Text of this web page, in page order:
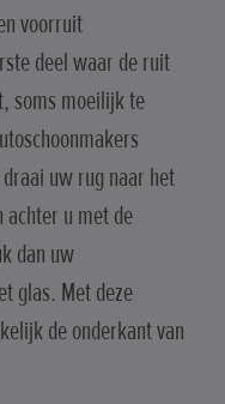
voorruit
deel waar de ruit
soms moeilijk te
uw rug naar het
achter u met de
dan uw
glas. Met deze
de onderkant van